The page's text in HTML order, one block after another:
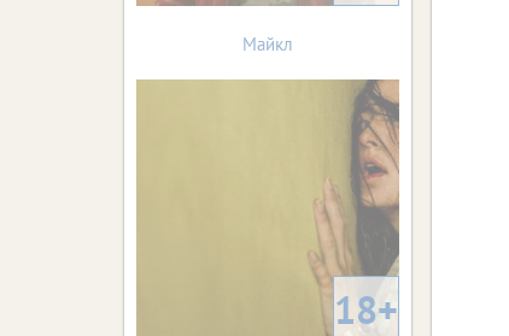
Майкл
18+